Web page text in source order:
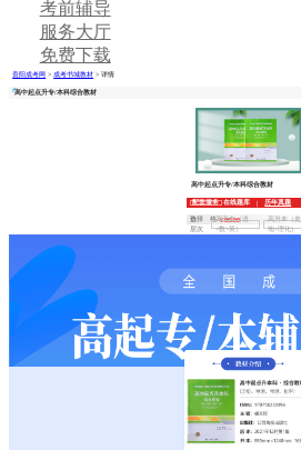
考前辅导
服务大厅
免费下载
贵阳成考网 > 成考书城教材 > 详情
高中起点升专/本科综合教材
高中起点升专/本科综合教材
配套服务 在线题库 |历年真题
价 格 ¥00.00
选择
层次
高升专（语
+数+英）
高升本（史
地+理化)